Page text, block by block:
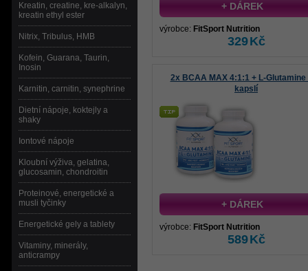
+ DÁREK
výrobce: FitSport Nutrition
329Kč
2x BCAA MAX 4:1:1 + L-Glutamine
kapslí
+ DÁREK
výrobce: FitSport Nutrition
589Kč
Kreatin, creatine, kre-alkalyn,
kreatin ethyl ester
Nitrix, Tribulus, HMB
Kofein, Guarana, Taurin,
Inosin
Karnitin, carnitin, synephrine
Dietní nápoje, koktejly a
shaky
Iontové nápoje
Kloubní výživa, gelatina,
glucosamin, chondroitin
Proteinové, energetické a
musli tyčinky
Energetické gely a tablety
Vitaminy, minerály,
anticrampy